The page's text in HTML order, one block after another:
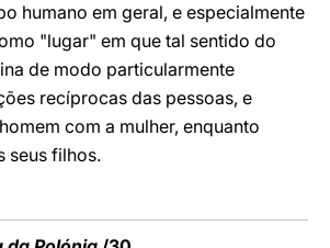
humano em geral, e especialmente
"lugar" em que tal sentido do
de modo particularmente
recíprocas das pessoas, e
com a mulher, enquanto
seus filhos.